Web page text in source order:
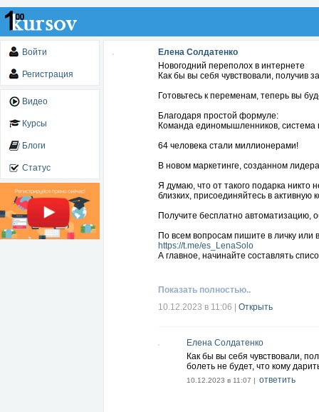
Войти
Регистрация
Видео
Курсы
Блоги
Статус
Елена Солдатенко
Новогодний переполох в интернете
Как бы вы себя чувствовали, получив
Готовьтесь к переменам, теперь вы
Благодаря простой формуле:
Команда единомышленников, система
64 человека стали миллионерами!
В новом маркетинге, созданном
Я думаю, что от такого подарка никто
близких, присоединяйтесь в активную
Получите бесплатно автоматизацию,
По всем вопросам пишите в личку или
https://t.me/es_LenaSolo
А главное, начинайте составлять
Показать полностью..
10.12.2023 в 11:06
Открыть
Елена Солдатенко
Как бы вы себя чувствовали,
болеть не будет, что кому
10.12.2023 в 11:07 | ответить